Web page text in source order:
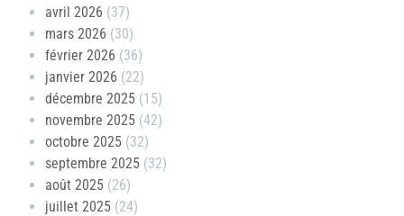
avril 2026 (37)
mars 2026 (30)
février 2026 (36)
janvier 2026 (22)
décembre 2025 (15)
novembre 2025 (42)
octobre 2025 (32)
septembre 2025 (32)
août 2025 (26)
juillet 2025 (24)